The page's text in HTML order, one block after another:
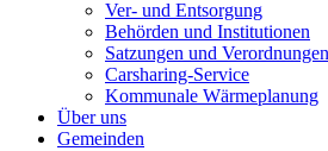
Ver- und Entsorgung
Behörden und Institutionen
Satzungen und Verordnungen
Carsharing-Service
Kommunale Wärmeplanung
Über uns
Gemeinden